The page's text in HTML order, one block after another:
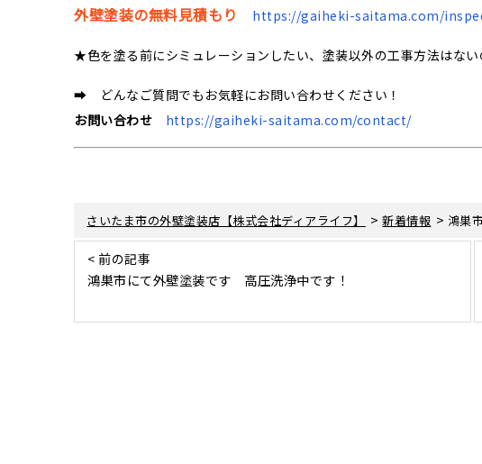
外壁塗装の無料見積もり https://gaiheki-saitama.com/
★色を塗る前にシミュレーションしたい、塗装以外の工事方法は
➡ どんなご質問でもお気軽にお問い合わせください！
お問い合わせ
https://gaiheki-saitama.com/contact/
さいたま市の外壁塗装店【株式会社ディアライフ】 >新着情報 > 鴻巣
< 前の記事
鴻巣市にて外壁塗装です 高圧洗浄中です！